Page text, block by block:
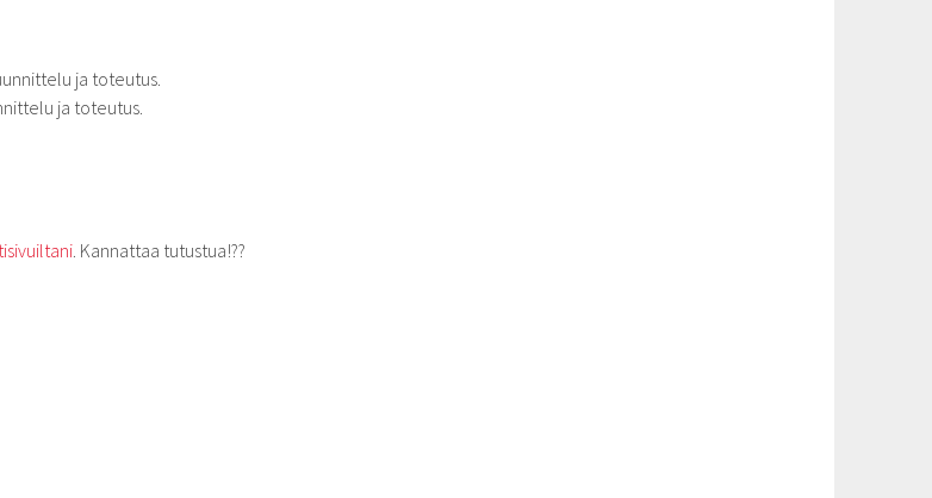
ja toteutus.
ja toteutus.
. Kannattaa tutustua!??